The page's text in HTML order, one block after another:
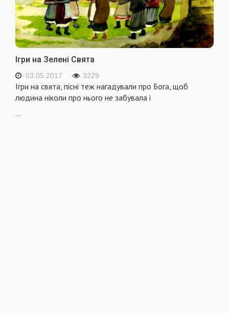
Ігри на Зелені Свята
03.05.2017 3229
Ігри на свята, пісні теж нагадували про Бога, щоб
людина ніколи про нього не забувала і